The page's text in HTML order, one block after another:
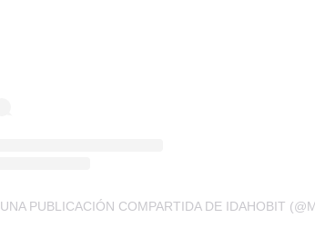
UNA PUBLICACIÓN COMPARTIDA DE IDAHOBIT